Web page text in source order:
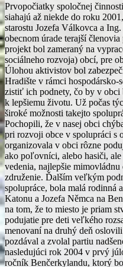
Prvopočiatky spoločnej
siahajú až niekde do roku
starostu Jozefa Válkovca a
obecnom úrade terajší
projekt bol zameraný na
sociálneho rozvoja) obcí, pre
Úlohou aktivistov bol
Hradište v rámci hospodársko-
zistiť ich podnety, čo by v
k lepšiemu životu. Už počas
široké možnosti takejto
Pochopili, že v nasej obci
pri rozvoji obce v spolupráci s
organizovala v obci rôzne
ako poľovníci, alebo hasiči,
vedenia, najlepšie
združenie. Ďalším veľkým
spolupráce, bola malá rodinná
Katonu a Jozefa Němca na
na tom, že to miesto je priam
podujatie pre deti veľkého
menovaní na druhý deň
pozdával a zvolal partiu
nasledujúci rok 2004 v prvý
ročník Benčerkylandu, ktorý